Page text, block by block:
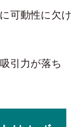
可動性に欠け
引力が落ち